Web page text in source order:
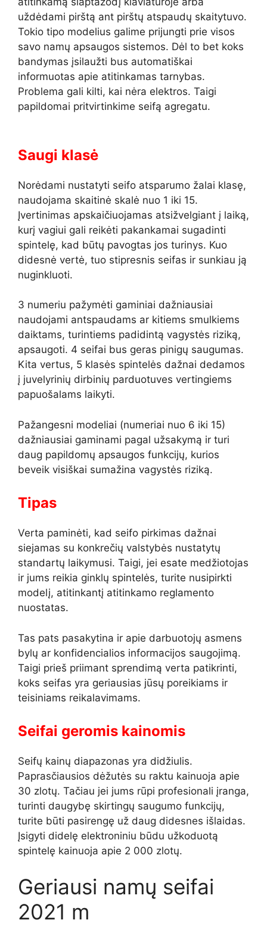
uždėdami pirštą ant pirštų atspaudų skaitytuvo.
Tokio tipo modelius galime prijungti prie visos
savo namų apsaugos sistemos. Dėl to bet koks
bandymas įsilaužti bus automatiškai
informuotas apie atitinkamas tarnybas.
Problema gali kilti, kai nėra elektros. Taigi
papildomai pritvirtinkime seifą agregatu.
Saugi klasė
Norėdami nustatyti seifo atsparumo žalai klasę,
naudojama skaitinė skalė nuo 1 iki 15.
Įvertinimas apskaičiuojamas atsižvelgiant į laiką,
kurį vagiui gali reikėti pakankamai sugadinti
spintelę, kad būtų pavogtas jos turinys. Kuo
didesnė vertė, tuo stipresnis seifas ir sunkiau ją
nuginkluoti.
3 numeriu pažymėti gaminiai dažniausiai
naudojami antspaudams ar kitiems smulkiems
daiktams, turintiems padidintą vagystės riziką,
apsaugoti. 4 seifai bus geras pinigų saugumas.
Kita vertus, 5 klasės spintelės dažnai dedamos
į juvelyrinių dirbinių parduotuves vertingiems
papuošalams laikyti.
Pažangesni modeliai (numeriai nuo 6 iki 15)
dažniausiai gaminami pagal užsakymą ir turi
daug papildomų apsaugos funkcijų, kurios
beveik visiškai sumažina vagystės riziką.
Tipas
Verta paminėti, kad seifo pirkimas dažnai
siejamas su konkrečių valstybės nustatytų
standartų laikymusi. Taigi, jei esate medžiotojas
ir jums reikia ginklų spintelės, turite nusipirkti
modelį, atitinkantį atitinkamo reglamento
nuostatas.
Tas pats pasakytina ir apie darbuotojų asmens
bylų ar konfidencialios informacijos saugojimą.
Taigi prieš priimant sprendimą verta patikrinti,
koks seifas yra geriausias jūsų poreikiams ir
teisiniams reikalavimams.
Seifai geromis kainomis
Seifų kainų diapazonas yra didžiulis.
Paprasčiausios dėžutės su raktu kainuoja apie
30 zlotų. Tačiau jei jums rūpi profesionali įranga,
turinti daugybę skirtingų saugumo funkcijų,
turite būti pasirengę už daug didesnes išlaidas.
Įsigyti didelę elektroniniu būdu užkoduotą
spintelę kainuoja apie 2 000 zlotų.
Geriausi namų seifai
2021 m